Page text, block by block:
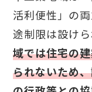
活利便性」の
途制限は設け
域では住宅の
られないため